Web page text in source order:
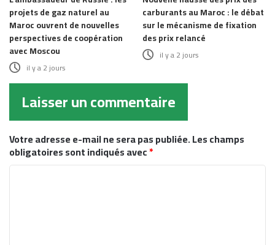
projets de gaz naturel au
Maroc ouvrent de nouvelles
perspectives de coopération
avec Moscou
il y a 2 jours
carburants au Maroc : le débat
sur le mécanisme de fixation
des prix relancé
il y a 2 jours
Laisser un commentaire
Votre adresse e-mail ne sera pas publiée.Les champs
obligatoires sont indiqués avec*